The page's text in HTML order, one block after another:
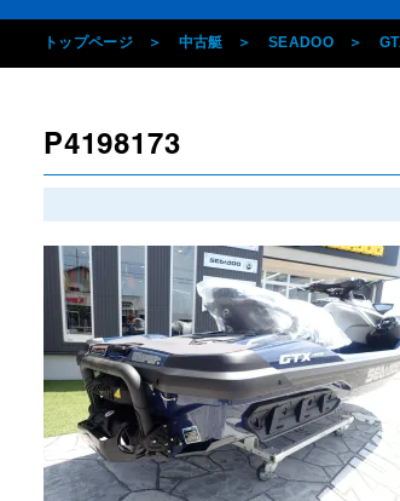
トップページ 中古艇 SEADOO
P4198173